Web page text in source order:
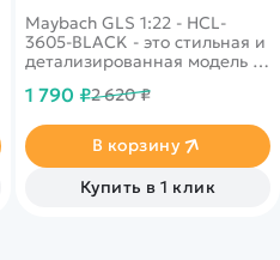
Maybach GLS 1:22 - HCL-
3605-BLACK - это стильная и
детализированная модель с
светодиодной подсветкой
парогенератором с
подсветкой.
Открывающиеся двери,
капот и багажник делают
1 790 ₽2 620 ₽
В корзину
Купить в 1 клик